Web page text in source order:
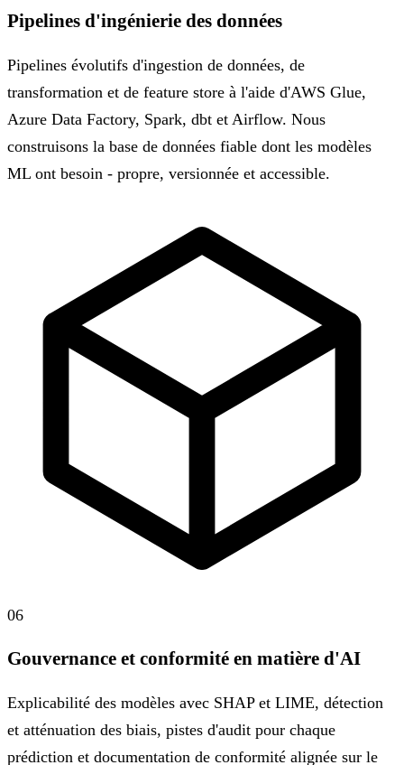
Pipelines d'ingénierie des données
Pipelines évolutifs d'ingestion de données, de
transformation et de feature store à l'aide d'AWS Glue,
Azure Data Factory, Spark, dbt et Airflow. Nous
construisons la base de données fiable dont les modèles
ML ont besoin - propre, versionnée et accessible.
06
Gouvernance et conformité en matière d'AI
Explicabilité des modèles avec SHAP et LIME, détection
et atténuation des biais, pistes d'audit pour chaque
prédiction et documentation de conformité alignée sur le